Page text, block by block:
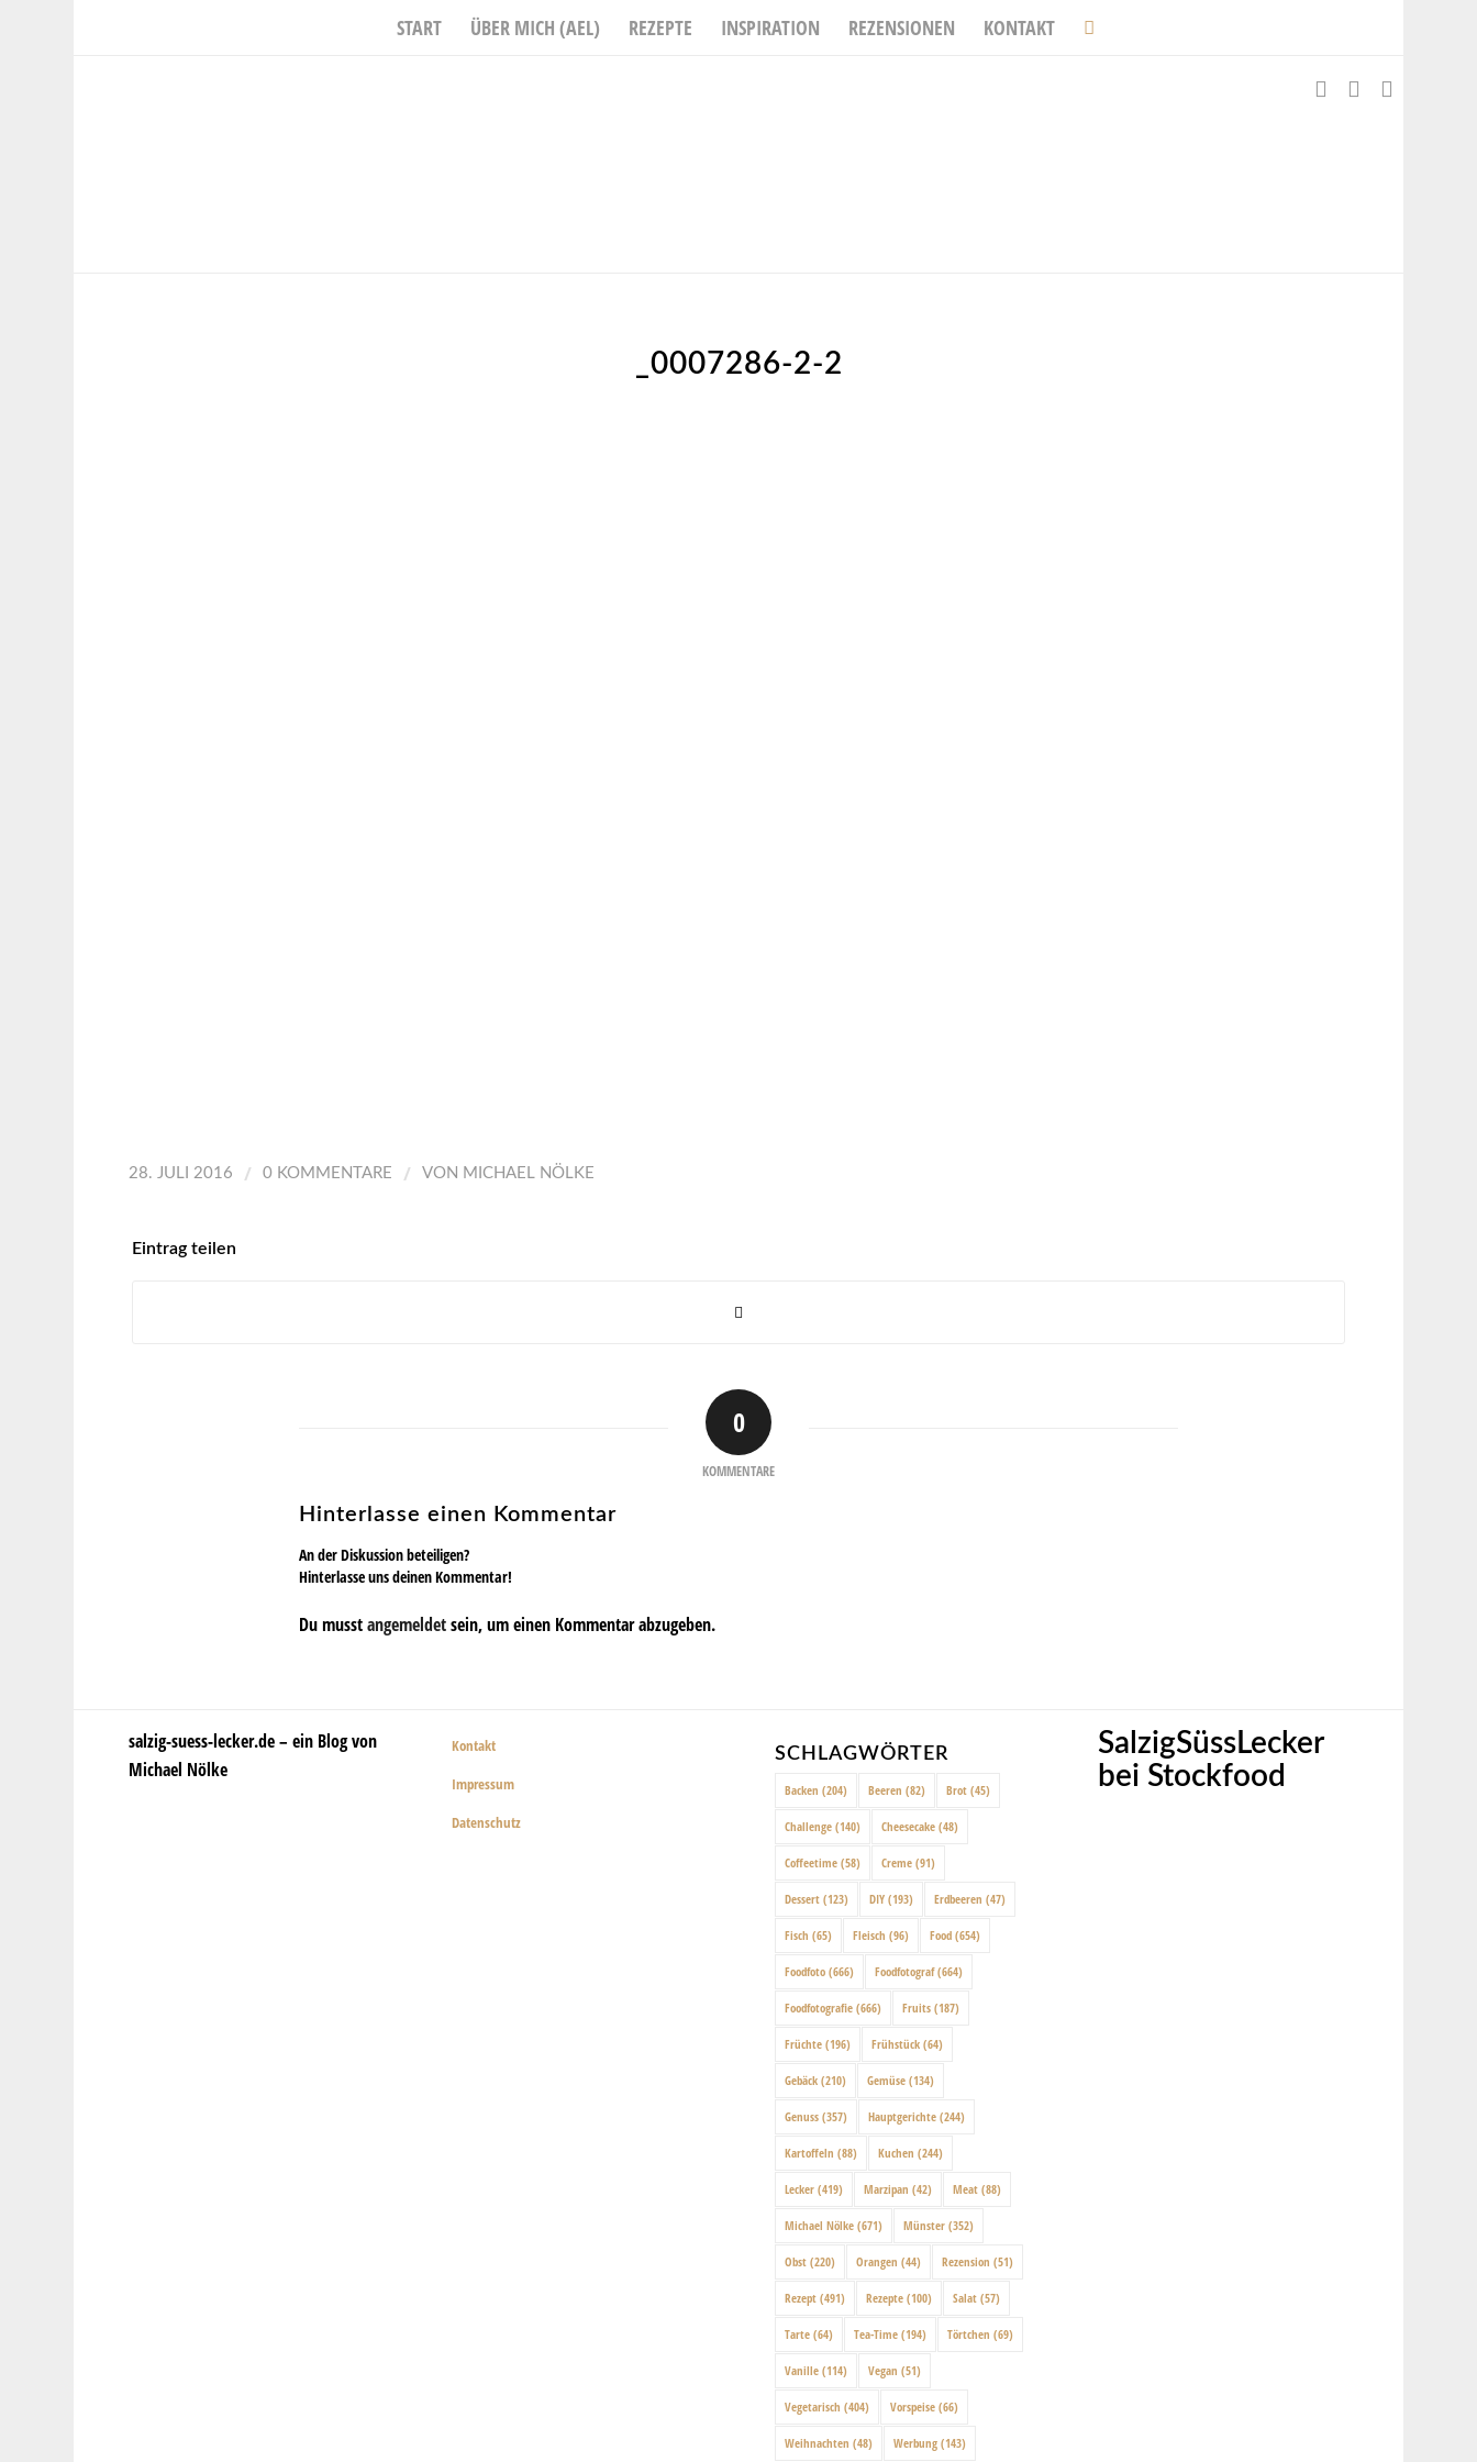
START ÜBER MICH (AEL) REZEPTE INSPIRATION REZENSIONEN KONTAKT
_0007286-2-2
28. JULI 2016 / 0 KOMMENTARE / VON MICHAEL NÖLKE
Eintrag teilen
0
KOMMENTARE
Hinterlasse einen Kommentar
An der Diskussion beteiligen?
Hinterlasse uns deinen Kommentar!
Du musstangemeldetsein, um einen Kommentar abzugeben.
salzig-suess-lecker.de – ein Blog von
Michael Nölke
Kontakt
Impressum
Datenschutz
SCHLAGWÖRTER
Backen (204) Beeren (82) Brot (45)
Challenge (140) Cheesecake (48)
Coffeetime (58) Creme (91)
Dessert (123) DIY (193) Erdbeeren (47)
Fisch (65) Fleisch (96) Food (654)
Foodfoto (666) Foodfotograf(664)
Foodfotografie (666) Fruits (187)
Früchte (196) Frühstück (64)
Gebäck (210) Gemüse (134)
Genuss (357) Hauptgerichte (244)
Kartoffeln (88) Kuchen (244)
Lecker (419) Marzipan (42) Meat (88)
Michael Nölke (671) Münster (352)
Obst (220) Orangen (44) Rezension (51)
Rezept (491) Rezepte (100) Salat (57)
Tarte (64) Tea-Time (194) Törtchen (69)
Vanille (114) Vegan (51)
Vegetarisch (404) Vorspeise (66)
Weihnachten (48) Werbung (143)
SalzigSüssLecker
bei Stockfood